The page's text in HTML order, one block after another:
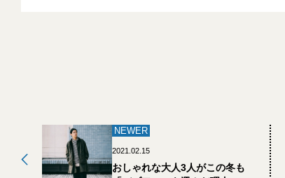
NEWER
2021.02.15
おしゃれな大人3人がこの冬も